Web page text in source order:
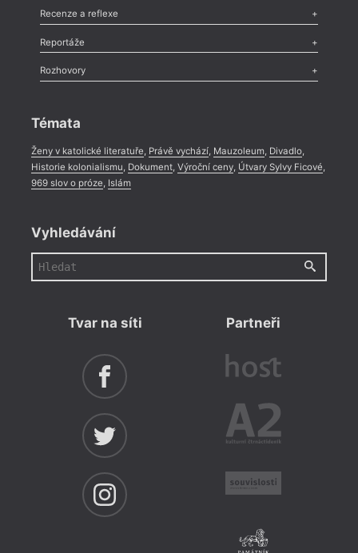
Esej , Pádlo,Úvaha
Recenze a reflexe
Recenze
Méně slov o próze,Celá rubrika
Reportáže
Literární zítřky
Celá rubrika
Rozhovory
Témata
Ženy v katolické literatuře, Právě vychází, Mauzoleum, Divadlo,
Historie kolonialismu, Dokument, Výroční ceny, Útvary Sylvy Ficové,
969 slov o próze, Islám
Vyhledávání
Tvar na síti Partneři